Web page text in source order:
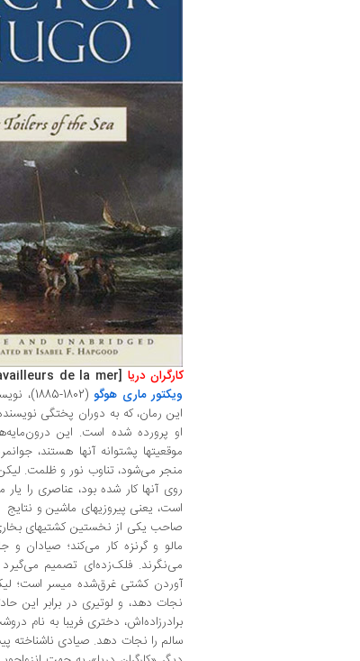
کارگران دریا [
de la mer
ویکتور ماری هوگو
این رمان، که به دوران پختگی
او پرورده شده است. این
موقعیتها پشتوانه آنها هستند،
منجر می‌شود، تناوب نور و ظلمت.
روی آنها کار شده بود، عناصری را
است، یعنی پیروزیهای ماشین و نتایج
صاحب یکی از نخستین کشتیهای
مالو و گرنزه کار می‌کند؛ صیادان
می‌نگرند. فلک‌زده‌ای تصمیم
آوردن کشتی غرق‌شده میسر است؛
نجات دهد، و لوتیری در برابر این
برادرزاده‌اش، دختری فریبا به نام
سالم را نجات دهد. صیادی ناشناخته